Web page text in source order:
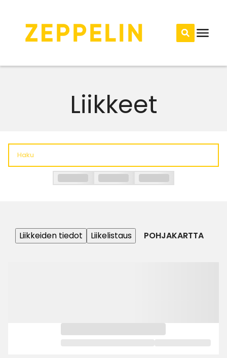
Liikkeet
Liikkeiden tiedot Liikelistaus POHJAKARTTA